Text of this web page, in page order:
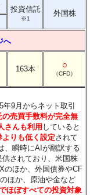
投資信託
※1
外国株
へ
163本 ○
（CFD）
9月からネット取引
売買手数料が完全無
さんも利用 していると
りも低く設定されて
、瞬時にAIが翻訳する
されており、米国株
のほか、外国債券やCF
ほか、原油や金など
ほぼすべての投資対象